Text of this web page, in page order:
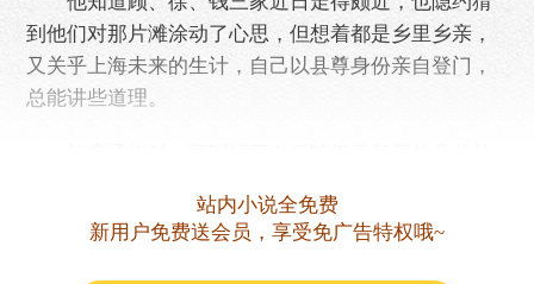
到他们对那片滩涂动了心思，但想着都是乡里乡亲，
又关乎上海未来的生计，自己以县尊身份亲自登门，
总能讲些道理。
茶案，脸上堆起惯常的笑意迎了出去。
站内小说全免费
新用户免费送会员，享受免广告特权哦~